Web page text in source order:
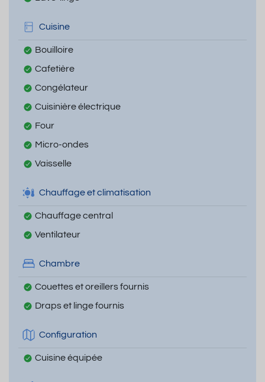
Cuisine
Bouilloire
Cafetière
Congélateur
Cuisinière électrique
Four
Micro-ondes
Vaisselle
Chauffage et climatisation
Chauffage central
Ventilateur
Chambre
Couettes et oreillers fournis
Draps et linge fournis
Configuration
Cuisine équipée